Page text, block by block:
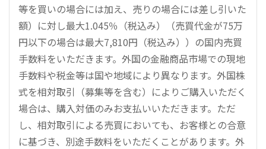
等を買いの場合には加え、売りの場合には差し引いた
額）に対し最大1.045％（税込み）（売買代金が75万
円以下の場合は最大7,810円（税込み））の国内売買
手数料をいただきます。外国の金融商品市場での現地
手数料や税金等は国や地域により異なります。外国株
式を相対取引（募集等を含む）によりご購入いただく
場合は、購入対価のみお支払いいただきます。ただ
し、相対取引による売買においても、お客様との合意
に基づき、別途手数料をいただくことがあります。外